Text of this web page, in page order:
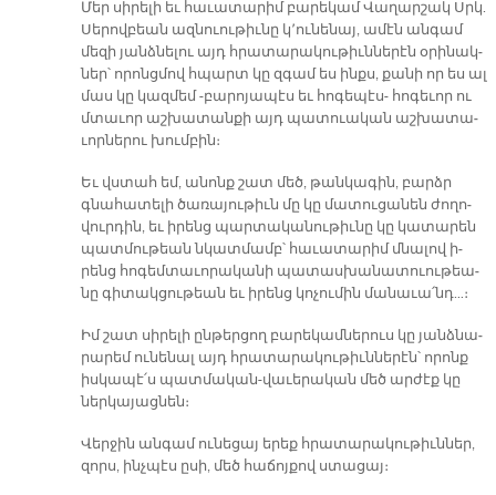
Մեր սի­րե­լի եւ հա­ւա­տա­րիմ բա­րե­կամ Վա­ղար­շակ Սրկ.
Սե­րով­բեան ազ­նուու­թիւ­նը կ՚ու­նե­նայ, ա­մէն ան­գամ
մե­զի յանձ­նե­լու այդ հրա­տա­րա­կու­թիւն­նե­րէն օ­րի­նակ­
ներ՝ ո­րոնց­մով հպարտ կը զգամ ես ինքս, քա­նի որ ես ալ
մաս կը կազ­մեմ -բա­րո­յա­պէս եւ հո­գե­պէս- հո­գե­ւոր ու
մտա­ւոր աշ­խա­տան­քի այդ պա­տուա­կան աշ­խա­տա­
ւոր­նե­րու խում­բին։
Եւ վստահ եմ, ա­նոնք շատ մեծ, թան­կա­գին, բարձր
գնա­հա­տե­լի ծա­ռա­յու­թիւն մը կը մա­տու­ցա­նեն ժո­ղո­
վուր­դին, եւ ի­րենց պար­տա­կա­նու­թիւ­նը կը կա­տա­րեն
պատ­մու­թեան նկատ­մամբ՝ հա­ւա­տա­րիմ մնա­լով ի­
րենց հո­գեմ­տա­ւո­րա­կա­նի պա­տաս­խա­նա­տուու­թեա­
նը գի­տակ­ցու­թեան եւ ի­րենց կո­չու­մին մա­նա­ւա՛նդ…։
Իմ շատ սի­րե­լի ըն­թեր­ցող բա­րե­կամ­նե­րուս կը յանձ­նա­
րա­րեմ ու­նե­նալ այդ հրա­տա­րա­կու­թիւն­նե­րէն՝ ո­րոնք
իս­կա­պէ՛ս պատ­մա­կան-վա­ւե­րա­կան մեծ ար­ժէք կը
ներ­կա­յաց­նեն։
Վեր­ջին ան­գամ ու­նե­ցայ ե­րեք հրա­տա­րա­կու­թիւն­ներ,
զորս, ինչ­պէս ը­սի, մեծ հա­ճոյ­քով ստա­ցայ։